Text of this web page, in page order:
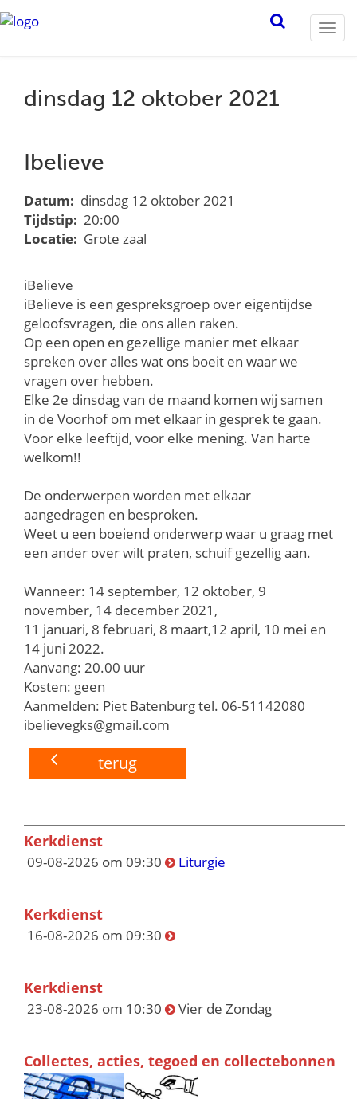
dinsdag 12 oktober 2021
Ibelieve
Datum: dinsdag 12 oktober 2021
Tijdstip: 20:00
Locatie: Grote zaal
iBelieve
iBelieve is een gespreksgroep over eigentijdse
geloofsvragen, die ons allen raken.
Op een open en gezellige manier met elkaar
spreken over alles wat ons boeit en waar we
vragen over hebben.
Elke 2e dinsdag van de maand komen wij samen
in de Voorhof om met elkaar in gesprek te gaan.
Voor elke leeftijd, voor elke mening. Van harte
welkom!!
De onderwerpen worden met elkaar
aangedragen en besproken.
Weet u een boeiend onderwerp waar u graag met
een ander over wilt praten, schuif gezellig aan.
Wanneer: 14 september, 12 oktober, 9
november, 14 december 2021,
11 januari, 8 februari, 8 maart,12 april, 10 mei en
14 juni 2022.
Aanvang: 20.00 uur
Kosten: geen
Aanmelden: Piet Batenburg tel. 06-51142080
ibelievegks@gmail.com
terug
Kerkdienst
09-08-2026 om 09:30 Liturgie
Kerkdienst
16-08-2026 om 09:30
Kerkdienst
23-08-2026 om 10:30 Vier de Zondag
Collectes, acties, tegoed en collectebonnen